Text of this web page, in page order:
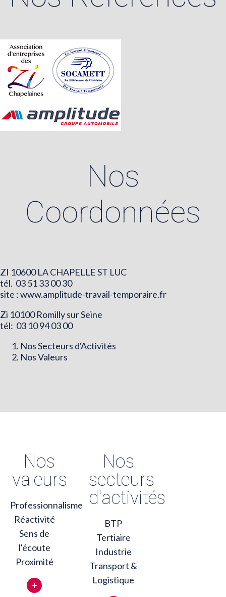
Nos
Coordonnées
ZI 10600 LA CHAPELLE ST LUC
tél. 03 51 33 00 30
site : www.amplitude-travail-temporaire.fr
Zi 10100 Romilly sur Seine
tél: 03 10 94 03 00
Nos Secteurs d'Activités
Nos Valeurs
Nos
valeurs
Professionnalisme
Réactivité
Sens de
l'écoute
Proximité
+
Nos
secteurs
d'activités
BTP
Tertiaire
Industrie
Transport &
Logistique